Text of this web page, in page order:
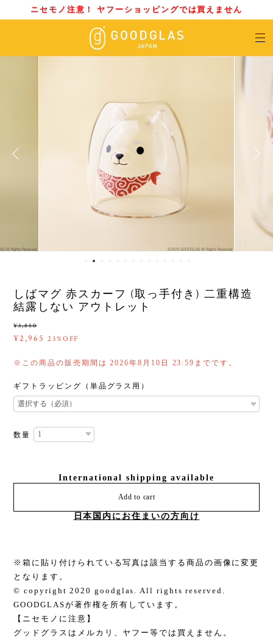
ニセモノ注意！ ヤフーショッピングでは買えません
しばマグ 赤スカーフ (取っ手付き) 二重構造
結露しない アウトレット
¥3,850
¥2,965 23%OFF
※この商品の販売期間は 2026年8月10日 23:59までです。
ギフトラッピング（単品グラス用）
数量
International shipping available
Add to cart
日本国内にお住まいの方向け
※箱に貼り付けられている写真は該当する商品の画像に変更
となります。
© copyright 2020 goodglas. All rights reserved.
GOODGLASが著作権を所有しています。
【ニセモノに注意】
グッドグラスはメルカリ、ヤフー等では買えません。